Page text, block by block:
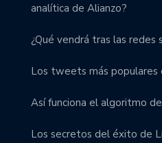
analítica de Alianzo?
¿Qué vendrá tras las redes
Los tweets más populares
Así funciona el algoritmo
Los secretos del éxito de